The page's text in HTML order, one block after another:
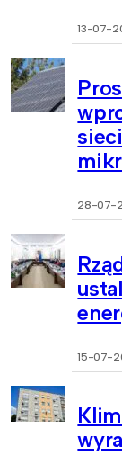
13-07-
28-07-
15-07-